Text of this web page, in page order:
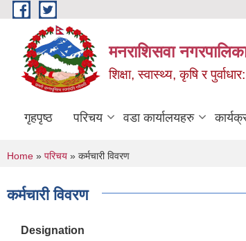
Skip to main content
मनराशिसवा
शिक्षा, स्वास्थ्य, कृषि र
गृहपृष्ठ परिचय वडा कार्यालयहरु
You are here
Home » परिचय » कर्मचारी विवरण
कर्मचारी विवरण
Designation